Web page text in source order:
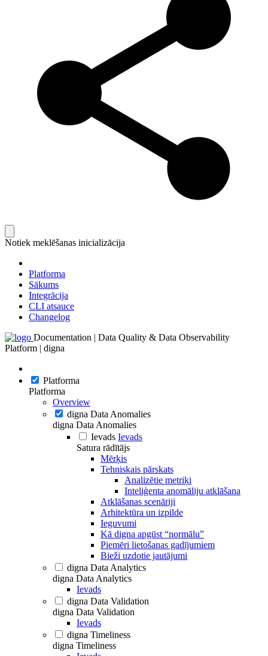
Notiek meklēšanas inicializācija
Platforma
Sākums
Integrācija
CLI atsauce
Changelog
Documentation | Data Quality & Data Observability
Platform | digna
Platforma
Platforma
Overview
digna Data Anomalies
digna Data Anomalies
Ievads Ievads
Satura rādītājs
Mērķis
Tehniskais pārskats
Analizētie metriķi
Inteliģenta anomāliju atklāšana
Atklāšanas scenāriji
Arhitektūra un izpilde
Ieguvumi
Kā digna apgūst “normālu”
Piemēri lietošanas gadījumiem
Bieži uzdotie jautājumi
digna Data Analytics
digna Data Analytics
Ievads
digna Data Validation
digna Data Validation
Ievads
digna Timeliness
digna Timeliness